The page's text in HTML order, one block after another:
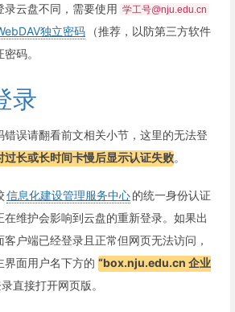
云盘不同，需要使用 学工号@nju.edu.cn
独立密码
（推荐，以防第三方软件
码。
录
误请翻看前文相关小节，这里的无法登
过长或长时间卡慢后显示认证失败。
信息化建设管理服务中心的统一身份认证
在维护会影响到云盘的重新登录。如果出
户端已经登录且正常但网页无法访问，
界面用户名下方的 “box.nju.edu.cn 企业
直接打开网页版。